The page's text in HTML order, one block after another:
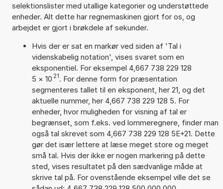
selektionslister med utallige kategorier og understøttede
enheder. Alt dette har regnemaskinen gjort for os, og
arbejdet er gjort i brøkdele af sekunder.
Hvis der er sat en markør ved siden af 'Tal i
videnskabelig notation', vises svaret som en
eksponentiel. For eksempel 4,667 738 229 128
5 × 10 21. For denne form for præsentation
segmenteres tallet til en eksponent, her 21, og det
aktuelle nummer, her 4,667 738 229 128 5. For
enheder, hvor muligheden for visning af tal er
begrænset, som f.eks. ved lommeregnere, finder man
også tal skrevet som 4,667 738 229 128 5E+21. Dette
gør det især lettere at læse meget store og meget
små tal. Hvis der ikke er nogen markering på dette
sted, vises resultatet på den sædvanlige måde at
skrive tal på. For ovenstående eksempel ville det se